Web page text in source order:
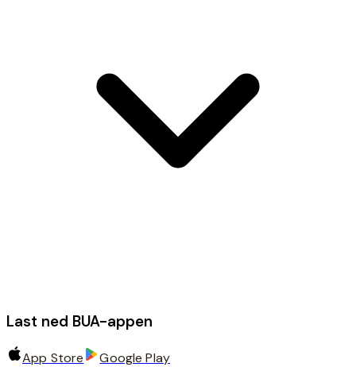
Last ned BUA-appen
App Store Google Play